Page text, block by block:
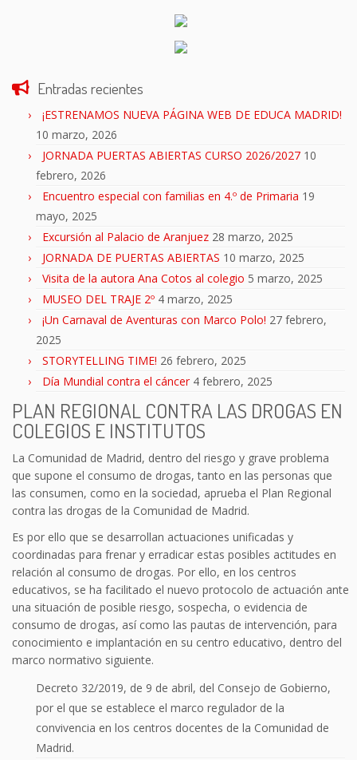
Entradas recientes
¡ESTRENAMOS NUEVA PÁGINA WEB DE EDUCA MADRID!
10 marzo, 2026
JORNADA PUERTAS ABIERTAS CURSO 2026/2027 10
febrero, 2026
Encuentro especial con familias en 4.º de Primaria 19
mayo, 2025
Excursión al Palacio de Aranjuez 28 marzo, 2025
JORNADA DE PUERTAS ABIERTAS 10 marzo, 2025
Visita de la autora Ana Cotos al colegio 5 marzo, 2025
MUSEO DEL TRAJE 2º 4 marzo, 2025
¡Un Carnaval de Aventuras con Marco Polo! 27 febrero,
2025
STORYTELLING TIME! 26 febrero, 2025
Día Mundial contra el cáncer 4 febrero, 2025
PLAN REGIONAL CONTRA LAS DROGAS EN
COLEGIOS E INSTITUTOS
La Comunidad de Madrid, dentro del riesgo y grave problema
que supone el consumo de drogas, tanto en las personas que
las consumen, como en la sociedad, aprueba el Plan Regional
contra las drogas de la Comunidad de Madrid.
Es por ello que se desarrollan actuaciones unificadas y
coordinadas para frenar y erradicar estas posibles actitudes en
relación al consumo de drogas. Por ello, en los centros
educativos, se ha facilitado el nuevo protocolo de actuación ante
una situación de posible riesgo, sospecha, o evidencia de
consumo de drogas, así como las pautas de intervención, para
conocimiento e implantación en su centro educativo, dentro del
marco normativo siguiente.
Decreto 32/2019, de 9 de abril, del Consejo de Gobierno,
por el que se establece el marco regulador de la
convivencia en los centros docentes de la Comunidad de
Madrid.